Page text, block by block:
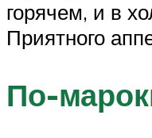
горячем, и в
Приятного
По-